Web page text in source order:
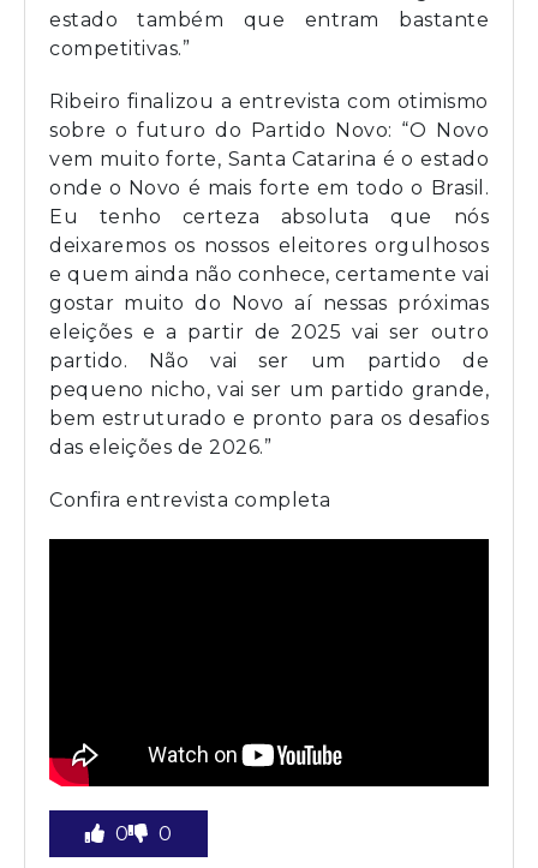
estado também que entram bastante
competitivas.”
Ribeiro finalizou a entrevista com otimismo
sobre o futuro do Partido Novo: “O Novo
vem muito forte, Santa Catarina é o estado
onde o Novo é mais forte em todo o Brasil.
Eu tenho certeza absoluta que nós
deixaremos os nossos eleitores orgulhosos
e quem ainda não conhece, certamente vai
gostar muito do Novo aí nessas próximas
eleições e a partir de 2025 vai ser outro
partido. Não vai ser um partido de
pequeno nicho, vai ser um partido grande,
bem estruturado e pronto para os desafios
das eleições de 2026.”
Confira entrevista completa
0 0